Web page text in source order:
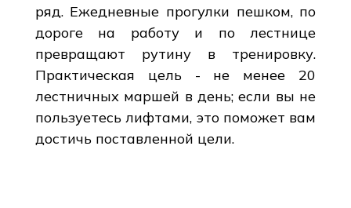
ряд. Ежедневные прогулки пешком, по
дороге на работу и по лестнице
превращают рутину в тренировку.
Практическая цель - не менее 20
лестничных маршей в день; если вы не
пользуетесь лифтами, это поможет вам
достичь поставленной цели.